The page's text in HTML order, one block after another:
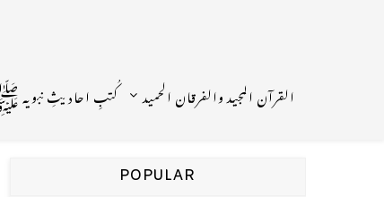
القرآن المجید والفرقان الحمید کُتبِ احادیثِ
POPULAR